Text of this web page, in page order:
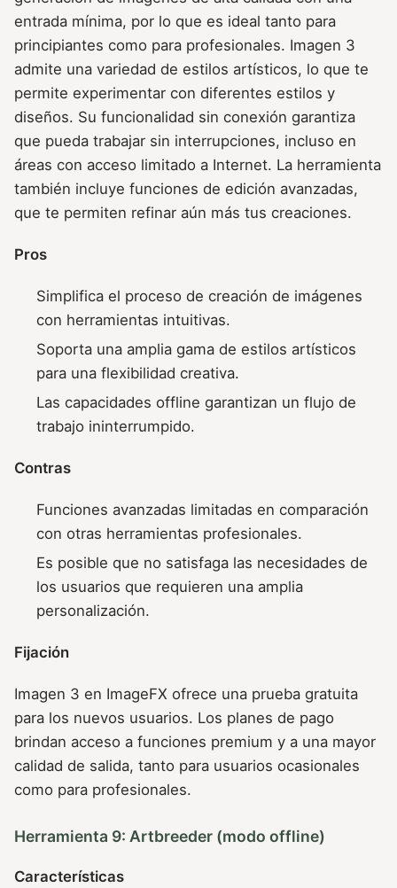
entrada mínima, por lo que es ideal tanto para
principiantes como para profesionales. Imagen 3
admite una variedad de estilos artísticos, lo que te
permite experimentar con diferentes estilos y
diseños. Su funcionalidad sin conexión garantiza
que pueda trabajar sin interrupciones, incluso en
áreas con acceso limitado a Internet. La herramienta
también incluye funciones de edición avanzadas,
que te permiten refinar aún más tus creaciones.
Pros
Simplifica el proceso de creación de imágenes
con herramientas intuitivas.
Soporta una amplia gama de estilos artísticos
para una flexibilidad creativa.
Las capacidades offline garantizan un flujo de
trabajo ininterrumpido.
Contras
Funciones avanzadas limitadas en comparación
con otras herramientas profesionales.
Es posible que no satisfaga las necesidades de
los usuarios que requieren una amplia
personalización.
Fijación
Imagen 3 en ImageFX ofrece una prueba gratuita
para los nuevos usuarios. Los planes de pago
brindan acceso a funciones premium y a una mayor
calidad de salida, tanto para usuarios ocasionales
como para profesionales.
Herramienta 9: Artbreeder (modo offline)
Características